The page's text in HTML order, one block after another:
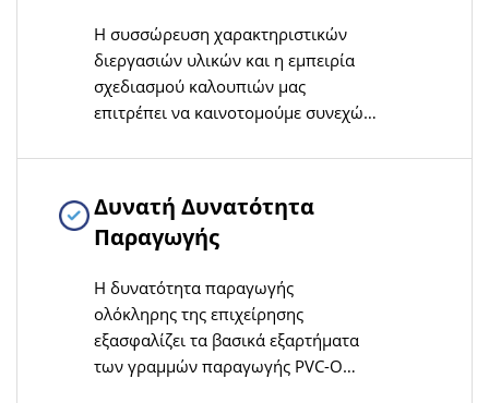
Η συσσώρευση χαρακτηριστικών
διεργασιών υλικών και η εμπειρία
σχεδιασμού καλουπιών μας
επιτρέπει να καινοτομούμε συνεχώς
παραγωγής PVC-O, προσαρμόζοντας
τεχνολογικών βελτιώσεων της
βιομηχανίας
Δυνατή Δυνατότητα
Παραγωγής
Η δυνατότητα παραγωγής
ολόκληρης της επιχείρησης
εξασφαλίζει τα βασικά εξαρτήματα
των γραμμών παραγωγής PVC-O